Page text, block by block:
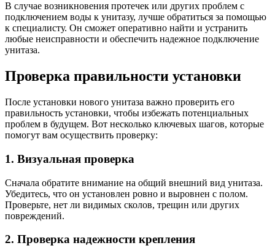
В случае возникновения протечек или других проблем с
подключением воды к унитазу, лучше обратиться за помощью
к специалисту. Он сможет оперативно найти и устранить
любые неисправности и обеспечить надежное подключение
унитаза.
Проверка правильности установки
После установки нового унитаза важно проверить его
правильность установки, чтобы избежать потенциальных
проблем в будущем. Вот несколько ключевых шагов, которые
помогут вам осуществить проверку:
1. Визуальная проверка
Сначала обратите внимание на общий внешний вид унитаза.
Убедитесь, что он установлен ровно и выровнен с полом.
Проверьте, нет ли видимых сколов, трещин или других
повреждений.
2. Проверка надежности крепления